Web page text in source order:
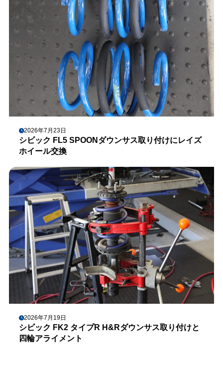
2026年7月23日
シビック FL5 SPOONダウンサス取り付けにレイズ
ホイール交換
2026年7月19日
シビック FK2 タイプR H&Rダウンサス取り付けと
四輪アライメント